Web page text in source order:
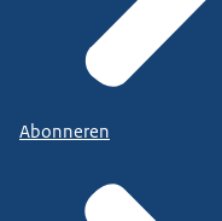
Abonneren